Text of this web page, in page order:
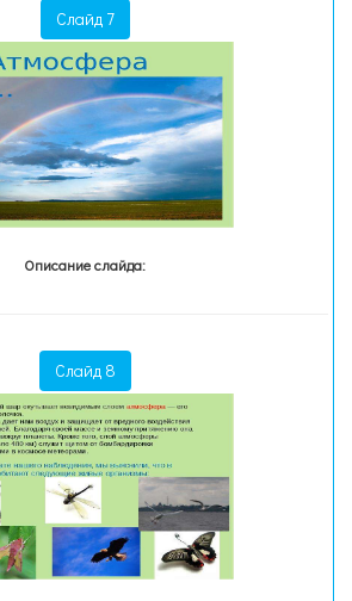
Слайд 7
Описание слайда:
Слайд 8